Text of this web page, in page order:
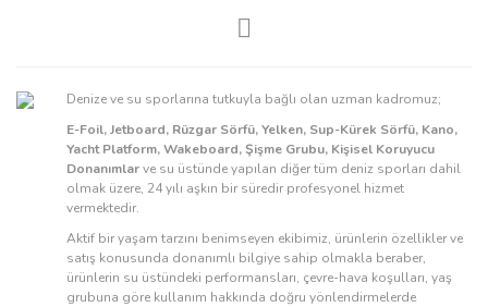
Denize ve su sporlarına tutkuyla bağlı olan uzman kadromuz;
E-Foil, Jetboard, Rüzgar Sörfü, Yelken, Sup-Kürek Sörfü, Kano,
Yacht Platform, Wakeboard, Şişme Grubu, Kişisel Koruyucu
Donanımlarve su üstünde yapılan diğer tüm deniz sporları dahil
olmak üzere, 24 yılı aşkın bir süredir profesyonel hizmet
vermektedir.
Aktif bir yaşam tarzını benimseyen ekibimiz, ürünlerin özellikler ve
satış konusunda donanımlı bilgiye sahip olmakla beraber,
ürünlerin su üstündeki performansları, çevre-hava koşulları, yaş
grubuna göre kullanım hakkında doğru yönlendirmelerde